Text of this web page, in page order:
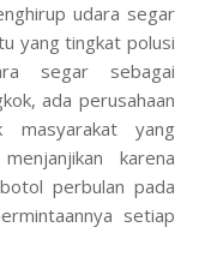
udara segar
yang tingkat polusi
segar sebagai
ada perusahaan
yang
karena
perbulan pada
setiap